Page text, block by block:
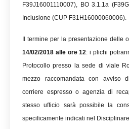
F39J16001110007), BO 3.1.1a
Inclusione (CUP F31H16000060006).
Il termine per la presentazione delle
14/02/2018 alle ore 12: i plichi
Protocollo presso la sede di viale
mezzo raccomandata con avviso
corriere espresso o agenzia di
stesso ufficio sarà possibile la
specificamente indicati nel